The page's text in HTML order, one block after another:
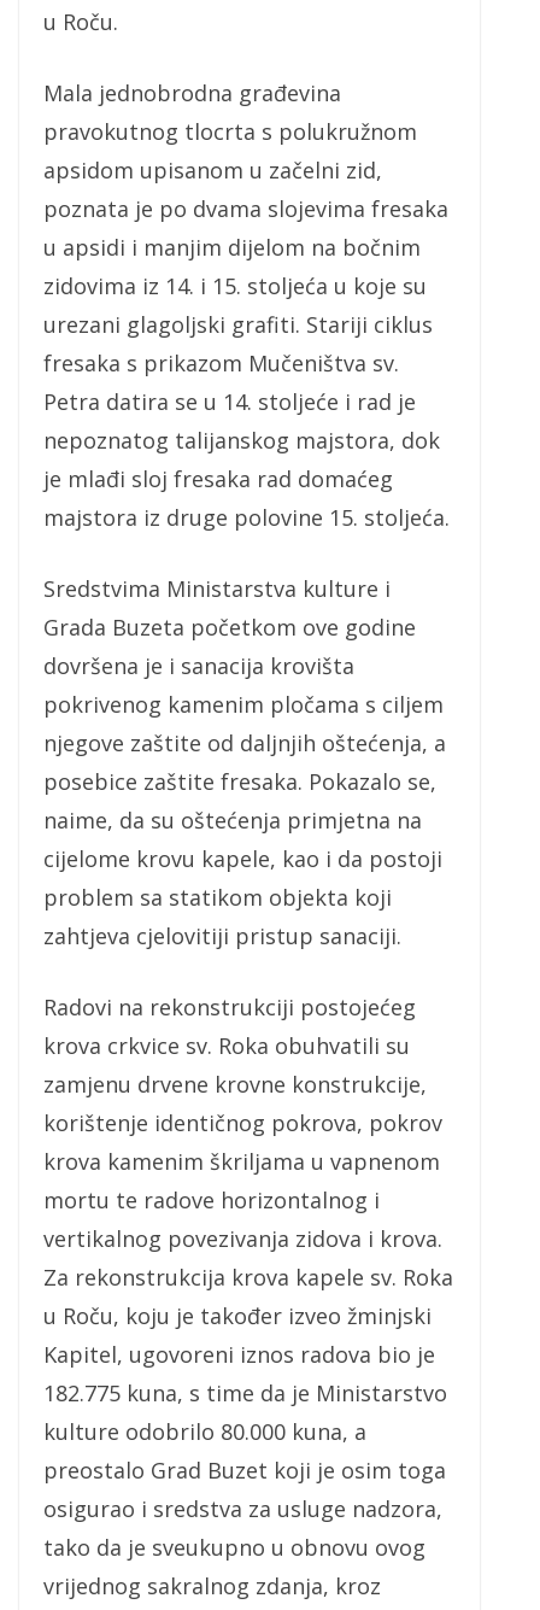
u Roču.
Mala jednobrodna građevina
pravokutnog tlocrta s polukružnom
apsidom upisanom u začelni zid,
poznata je po dvama slojevima fresaka
u apsidi i manjim dijelom na bočnim
zidovima iz 14. i 15. stoljeća u koje su
urezani glagoljski grafiti. Stariji ciklus
fresaka s prikazom Mučeništva sv.
Petra datira se u 14. stoljeće i rad je
nepoznatog talijanskog majstora, dok
je mlađi sloj fresaka rad domaćeg
majstora iz druge polovine 15. stoljeća.
Sredstvima Ministarstva kulture i
Grada Buzeta početkom ove godine
dovršena je i sanacija krovišta
pokrivenog kamenim pločama s ciljem
njegove zaštite od daljnjih oštećenja, a
posebice zaštite fresaka. Pokazalo se,
naime, da su oštećenja primjetna na
cijelome krovu kapele, kao i da postoji
problem sa statikom objekta koji
zahtjeva cjelovitiji pristup sanaciji.
Radovi na rekonstrukciji postojećeg
krova crkvice sv. Roka obuhvatili su
zamjenu drvene krovne konstrukcije,
korištenje identičnog pokrova, pokrov
krova kamenim škriljama u vapnenom
mortu te radove horizontalnog i
vertikalnog povezivanja zidova i krova.
Za rekonstrukcija krova kapele sv. Roka
u Roču, koju je također izveo žminjski
Kapitel, ugovoreni iznos radova bio je
182.775 kuna, s time da je Ministarstvo
kulture odobrilo 80.000 kuna, a
preostalo Grad Buzet koji je osim toga
osigurao i sredstva za usluge nadzora,
tako da je sveukupno u obnovu ovog
vrijednog sakralnog zdanja, kroz